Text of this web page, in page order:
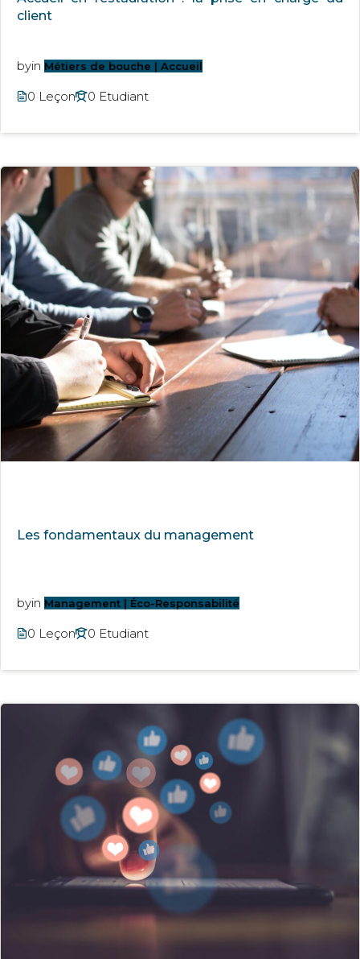
client
byin Métiers de bouche | Accueil
0 Leçon 0 Etudiant
Les fondamentaux du management
byin Management | Éco-Responsabilité
0 Leçon 0 Etudiant